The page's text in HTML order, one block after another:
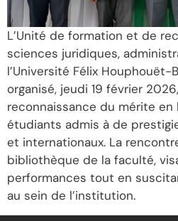
L’Unité de formation et de
sciences juridiques,
l’Université Félix Houphouët-
organisé, jeudi 19 février
reconnaissance du mérite en
étudiants admis à de
et internationaux. La
bibliothèque de la faculté,
performances tout en
au sein de l’institution.